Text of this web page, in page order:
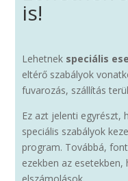
is!
Lehetnek speciális
eltérő szabályok
fuvarozás, szállítás
Ez azt jelenti egyrészt,
speciális szabályok
program. Továbbá,
ezekben az